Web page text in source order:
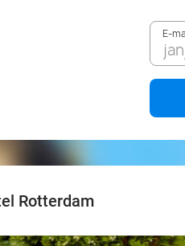
E-
Rotterdam